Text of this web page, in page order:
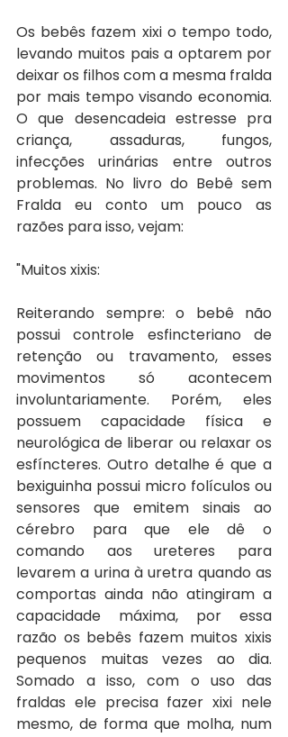
Os bebês fazem xixi o tempo todo,
levando muitos pais a optarem por
deixar os filhos com a mesma fralda
por mais tempo visando economia.
O que desencadeia estresse pra
criança, assaduras, fungos,
infecções urinárias entre outros
problemas. No livro do Bebê sem
Fralda eu conto um pouco as
razões para isso, vejam:
"Muitos xixis:
Reiterando sempre: o bebê não
possui controle esfincteriano de
retenção ou travamento, esses
movimentos só acontecem
involuntariamente. Porém, eles
possuem capacidade física e
neurológica de liberar ou relaxar os
esfíncteres. Outro detalhe é que a
bexiguinha possui micro folículos ou
sensores que emitem sinais ao
cérebro para que ele dê o
comando aos ureteres para
levarem a urina à uretra quando as
comportas ainda não atingiram a
capacidade máxima, por essa
razão os bebês fazem muitos xixis
pequenos muitas vezes ao dia.
Somado a isso, com o uso das
fraldas ele precisa fazer xixi nele
mesmo, de forma que molha, num